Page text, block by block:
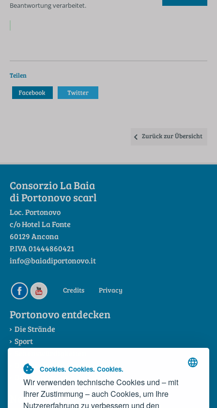
Cookies. Cookies. Cookies.
Wir verwenden technische Cookies und – mit
Ihrer Zustimmung – auch Cookies, um Ihre
Nutzererfahrung zu verbessern und den
Beantwortung verarbeitet.
Teilen
Zurück zur Übersicht
Consorzio La Baia
di Portonovo scarl
Loc. Portonovo
c/o Hotel La Fonte
60129 Ancona
P.IVA 01444860421
info@baiadiportonovo.it
Credits Privacy
Portonovo entdecken
Die Strände
Sport
Die Riviera del Conero
Das Konsortium
News